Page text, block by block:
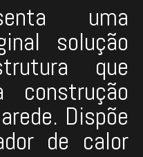
uma
solução
que
Dispõe
de calor